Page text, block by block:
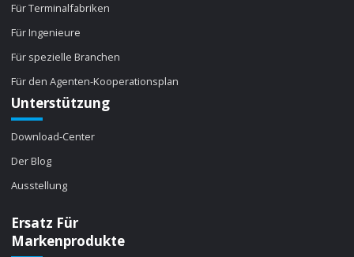
Für Terminalfabriken
Für Ingenieure
Für spezielle Branchen
Für den Agenten-Kooperationsplan
Unterstützung
Download-Center
Der Blog
Ausstellung
Ersatz Für
Markenprodukte